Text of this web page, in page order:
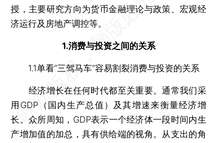
授，主要研究方向为货币金融理论与政策、宏观经
济运行及房地产调控等。
1.消费与投资之间的关系
1.1单看“三驾马车”容易割裂消费与投资的关系
经济增长在任何时代都至关重要。通常我们采
用GDP（国内生产总值）及其增速来衡量经济增
长。众所周知，GDP表示一个经济体一段时间内生
产增加值的加总，具有供给端的视角。从支出的角